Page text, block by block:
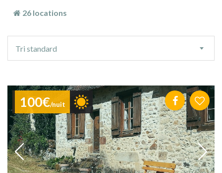
26 locations
tri
Tri standard
100€/nuit